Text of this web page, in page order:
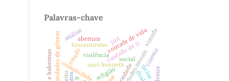
Palavras-chave
cuidado de si
violência
axel honneth
estado
comunidade
biocentrismo
virtudes morais
religião
vontade de vida
disparidades de gênero abertura
análise
social
quine
virtude
júri
cinema